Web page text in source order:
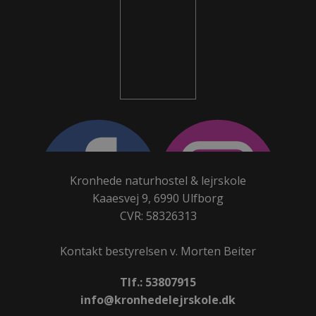
Kronhede naturhostel & lejrskole
Kaaesvej 9, 6990 Ulfborg
CVR: 58326313
Kontakt bestyrelsen v. Morten Beiter
Tlf.: 53807915
info@kronhedelejrskole.dk